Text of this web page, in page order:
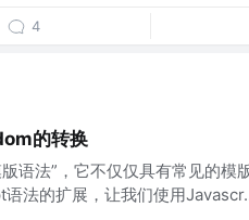
4
的转换
语法”，它不仅仅具有常见的模
法的扩展，让我们使用